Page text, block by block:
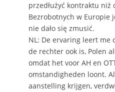
przedłużyć kontraktu niż
Bezrobotnych w Europie
nie dało się zmusić.
NL: De ervaring leert me
de rechter ook is, Polen
omdat het voor AH en
omstandigheden loont.
aanstelling krijgen,